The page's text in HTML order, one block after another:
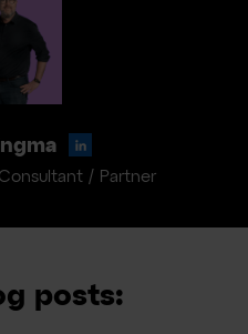
/ Partner
posts: